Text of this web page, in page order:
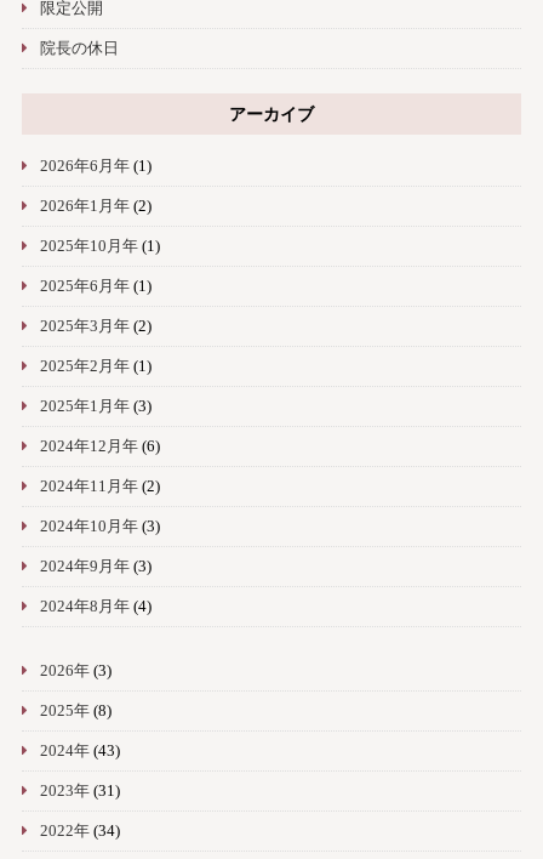
限定公開
院長の休日
アーカイブ
2026年6月年(1)
2026年1月年(2)
2025年10月年(1)
2025年6月年(1)
2025年3月年(2)
2025年2月年(1)
2025年1月年(3)
2024年12月年(6)
2024年11月年(2)
2024年10月年(3)
2024年9月年(3)
2024年8月年(4)
2026年(3)
2025年(8)
2024年(43)
2023年(31)
2022年(34)